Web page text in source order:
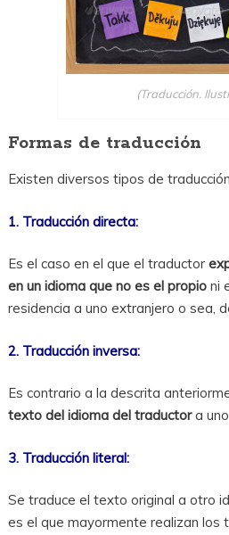
(Traducción.
Formas de traducción
Existen diversos tipos de
1. Traducción directa:
Es el caso en el que el traductor
en un idioma que no es el propioni
residencia a uno extranjero o sea,
2. Traducción inversa:
Es contrario a la descrita
texto del idioma del traductora
3. Traducción literal:
Se traduce el texto original a otro
es el que mayormente realizan los